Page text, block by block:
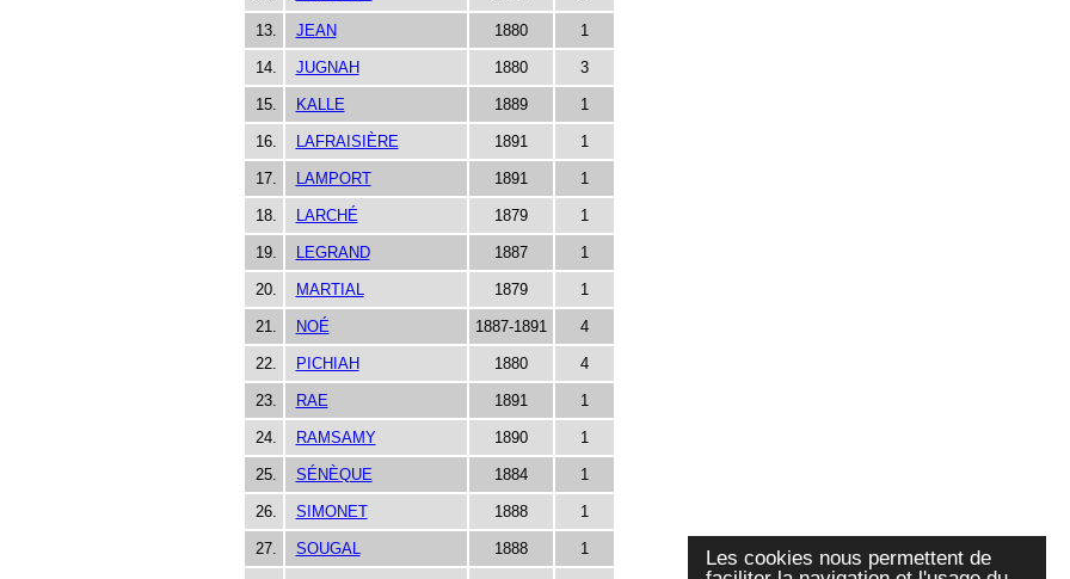
Les cookies nous permettent de
13. JEAN 1880 1
14. JUGNAH 1880 3
15. KALLE 1889 1
16. LAFRAISIÈRE 1891 1
17. LAMPORT 1891 1
18. LARCHÉ 1879 1
19. LEGRAND 1887 1
20. MARTIAL 1879 1
21. NOÉ 1887-1891 4
22. PICHIAH 1880 4
23. RAE 1891 1
24. RAMSAMY 1890 1
25. SÉNÈQUE 1884 1
26. SIMONET 1888 1
27. SOUGAL 1888 1